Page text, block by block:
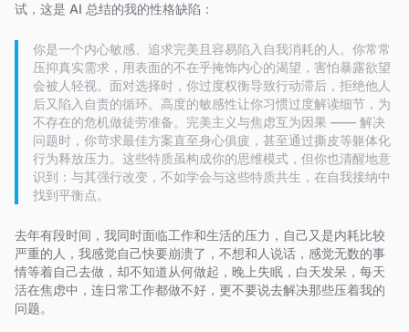
试，这是 AI 总结的我的性格缺陷：
你是一个内心敏感、追求完美且容易陷入自我消耗的人。你常常
压抑真实需求，用表面的不在乎掩饰内心的渴望，害怕暴露欲望
会被人轻视。面对选择时，你过度权衡导致行动滞后，拒绝他人
后又陷入自责的循环。高度的敏感性让你习惯过度解读细节，为
不存在的危机做徒劳准备。完美主义与焦虑互为因果 —— 解决
问题时，你苛求最佳方案直至身心俱疲，甚至通过撕皮等躯体化
行为释放压力。这些特质虽构成你的思维模式，但你也清醒地意
识到：与其强行改变，不如学会与这些特质共生，在自我接纳中
找到平衡点。
去年有段时间，我同时面临工作和生活的压力，自己又是内耗比较
严重的人，我感觉自己快要崩溃了，不想和人说话，感觉无数的事
情等着自己去做，却不知道从何做起，晚上失眠，白天发呆，每天
活在焦虑中，连日常工作都做不好，更不要说去解决那些压着我的
问题。